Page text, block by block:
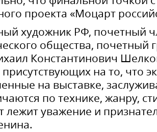
проекта «Моцарт
художник РФ, почетный
общества, почетный
Константинович
на то, что
на выставке,
по технике, жанру,
лежит уважение и